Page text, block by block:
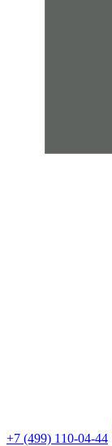
+7 (499) 110-04-44